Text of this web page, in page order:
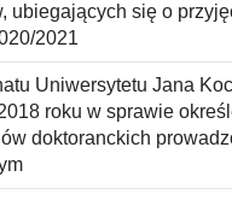
ubiegających się o
2021
Uniwersytetu Jana
roku w sprawie
doktoranckich